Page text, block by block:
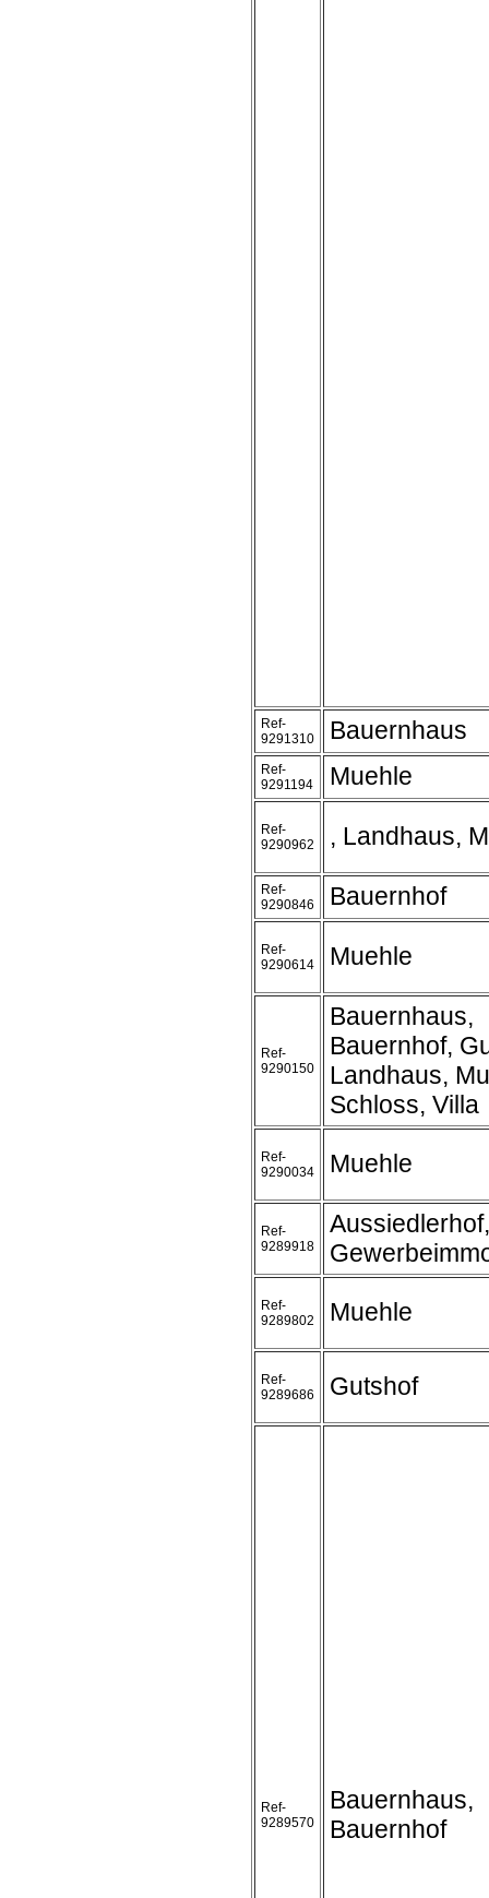
Ref-
9291310
Bauernhaus
Ref-
9291194
Muehle
Ref-
9290962
, Landhaus,
Ref-
9290846
Bauernhof
Ref-
9290614
Muehle
Ref-
9290150
Bauernhaus,
Bauernhof,
Landhaus,
Schloss, Villa
Ref-
9290034
Muehle
Ref-
9289918
Aussiedlerhof,
Ref-
9289802
Muehle
Ref-
9289686
Gutshof
Ref-
9289570
Bauernhaus,
Bauernhof